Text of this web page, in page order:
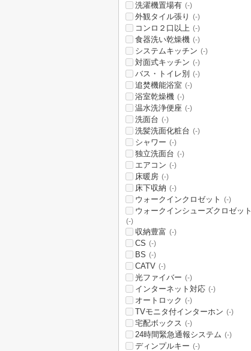
洗濯機置場有 (-)
外観タイル張り (-)
コンロ２口以上 (-)
食器洗い乾燥機 (-)
システムキッチン (-)
対面式キッチン (-)
バス・トイレ別 (-)
追焚機能浴室 (-)
浴室乾燥機 (-)
温水洗浄便座 (-)
洗面台 (-)
洗髪洗面化粧台 (-)
シャワー (-)
独立洗面台 (-)
エアコン (-)
床暖房 (-)
床下収納 (-)
ウォークインクロゼット (-)
ウォークインシューズクロゼット
(-)
収納豊富 (-)
CS (-)
BS (-)
CATV (-)
光ファイバー (-)
インターネット対応 (-)
オートロック (-)
TVモニタ付インターホン (-)
宅配ボックス (-)
24時間緊急通報システム (-)
ディンプルキー (-)